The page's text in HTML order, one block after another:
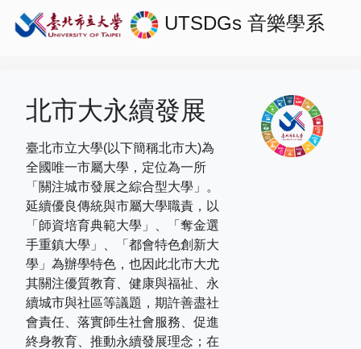
UTSDGs 音樂學系
北市大永續發展
臺北市立大學(以下簡稱北市大)為
全國唯一市屬大學，定位為一所
「關注城市發展之綜合型大學」。
延續優良傳統與市屬大學職責，以
「師資培育典範大學」、「奪金選
手重鎮大學」、「都會特色創新大
學」為辦學特色，也因此北市大尤
其關注優質教育、健康與福祉、永
續城市與社區等議題，期許善盡社
會責任、落實師生社會服務、促進
終身教育、推動永續發展理念；在